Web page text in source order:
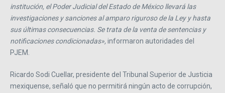
institución, el Poder Judicial del Estado de México llevará las
investigaciones y sanciones al amparo riguroso de la Ley y hasta
sus últimas consecuencias. Se trata de la venta de sentencias y
notificaciones condicionadas»,informaron autoridades del
PJEM.
Ricardo Sodi Cuellar, presidente del Tribunal Superior de Justicia
mexiquense, señaló que no permitirá ningún acto de corrupción,